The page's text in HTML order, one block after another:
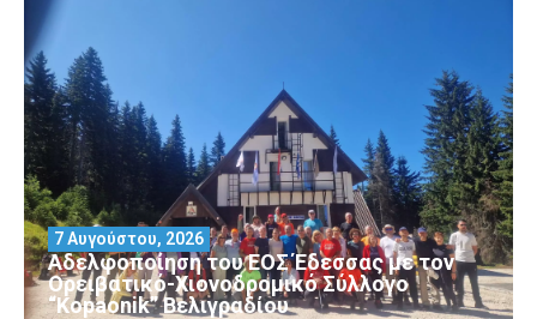
Αδελφοποίηση του ΕΟΣ Έδεσσας με τον
Ορειβατικό-Χιονοδρομικό Σύλλογο
“Kopaonik” Βελιγραδίου
7 Αυγούστου, 2026